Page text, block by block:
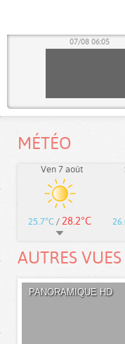
07/08 06:05
MÉTÉO
Ven 7 août
25.7°C / 28.2°C
AUTRES
PANORAMIQUE HD